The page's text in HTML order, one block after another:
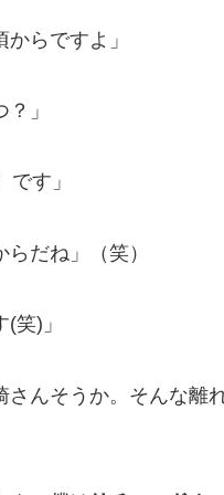
らですよ」
」
す」
らだね」（笑）
笑)」
さんそうか。そんな離